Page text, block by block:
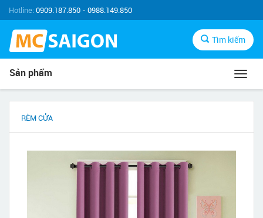
Hotline:0909.187.850 - 0988.149.850
Tìm kiếm
Sản phẩm
RÈM CỬA